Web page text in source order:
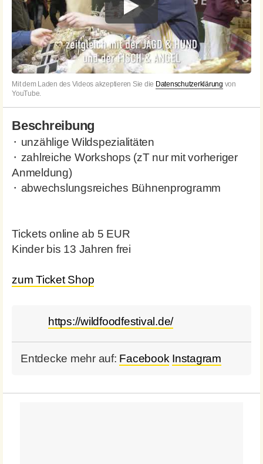
Mit dem Laden des Videos akzeptieren Sie die Datenschutzerklärung von
YouTube.
Beschreibung
⬝ unzählige Wildspezialitäten
⬝ zahlreiche Workshops (zT nur mit vorheriger
Anmeldung)
⬝ abwechslungsreiches Bühnenprogramm
Tickets online ab 5 EUR
Kinder bis 13 Jahren frei
zum Ticket Shop
https://wildfoodfestival.de/
Entdecke mehr auf: Facebook Instagram